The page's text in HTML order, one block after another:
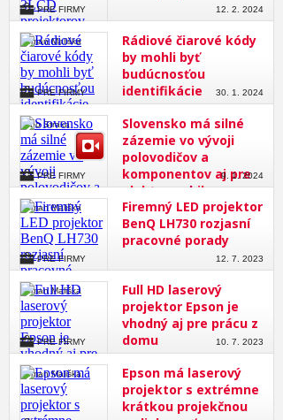
12. 2. 2024
PRE FIRMY
Rádiové čiarové kódy
by mohli byť
budúcnosťou
identifikácie
Roman Mališka
30. 1. 2024
PRE FIRMY
Slovensko má silné
zázemie vo vývoji
polovodičov a
komponentov aj pre
elektromobily
Lubo Straka
9. 1. 2024
PRE FIRMY
Firemný LED projektor
BenQ LH730 rozjasní
pracovné porady
Roman Mališka
12. 7. 2023
PRE FIRMY
Full HD laserový
projektor Epson je
vhodný aj pre prácu z
domu
Roman Mališka
10. 7. 2023
PRE FIRMY
Epson má laserový
projektor s extrémne
krátkou projekčnou
Roman Mališka